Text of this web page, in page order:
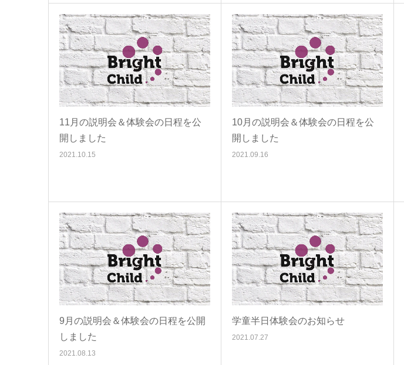
11月の説明会＆体験会の日程を公
開しました
2021.10.15
10月の説明会＆体験会の日程を公
開しました
2021.09.16
9月の説明会＆体験会の日程を公開
しました
2021.08.13
学童半日体験会のお知らせ
2021.07.27